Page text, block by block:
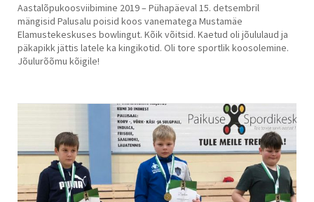
Aastalõpukoosviibimine 2019 – Pühapäeval 15. detsembril
mängisid Palusalu poisid koos vanematega Mustamäe
Elamustekeskuses bowlingut. Kõik võitsid. Kaetud oli jõululaud ja
päkapikk jättis latele ka kingikotid. Oli tore sportlik koosolemine.
Jõulurõõmu kõigile!